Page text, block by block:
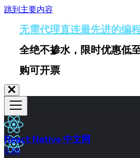
跳到主要内容
无需代理直连最先进的编
全绝不掺水，限时优惠低
购可开票
React Native 中文网
0.86